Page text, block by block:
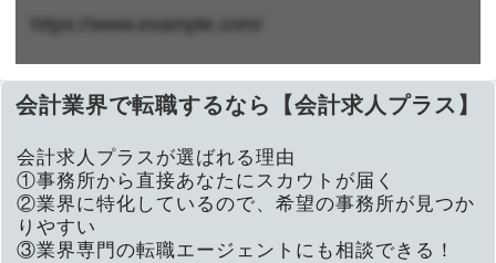
https://www.example.com/
会計業界で転職するなら【会計求人プラス】
会計求人プラスが選ばれる理由
①事務所から直接あなたにスカウトが届く
②業界に特化しているので、希望の事務所が見つか
りやすい
③業界専門の転職エージェントにも相談できる！